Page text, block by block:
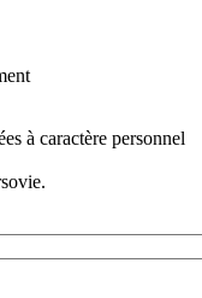
à caractère personnel